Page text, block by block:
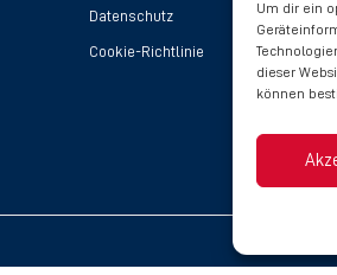
Um dir ein
dieser
können
Datenschutz
Cookie-Richtlinie